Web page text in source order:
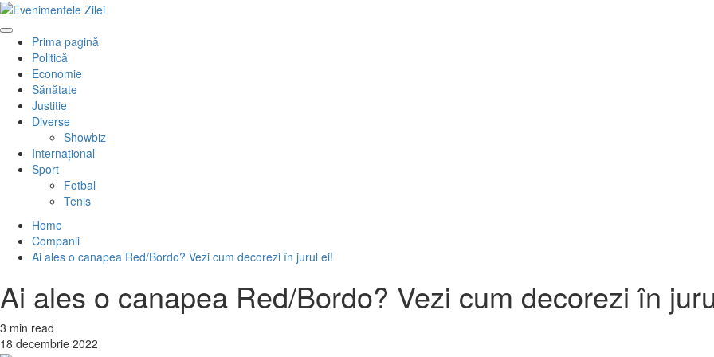
Mergi
conţinut.
Primary
Menu
Prima pagină
Politică
Economie
Sănătate
Justitie
Diverse
Showbiz
Internaţional
Sport
Fotbal
Tenis
Home
Companii
Ai ales o canapea Red/Bordo? Vezi cum decorezi în jurul ei!
Ai ales o canapea Red/Bordo? Vezi cum decorezi în
3 min read
18 decembrie 2022